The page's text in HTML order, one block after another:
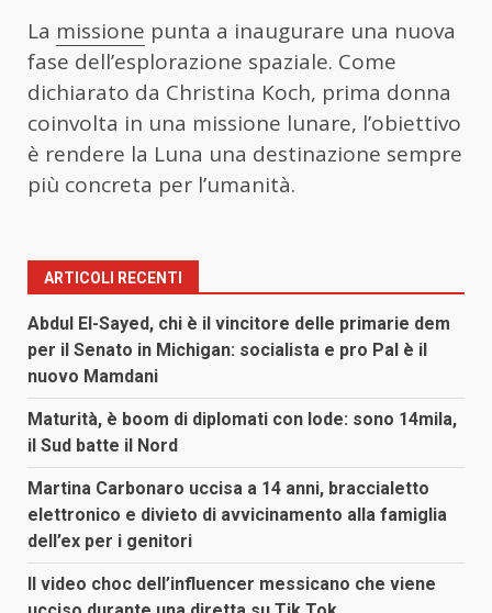
La missione punta a inaugurare una nuova
fase dell’esplorazione spaziale. Come
dichiarato da Christina Koch, prima donna
coinvolta in una missione lunare, l’obiettivo
è rendere la Luna una destinazione sempre
più concreta per l’umanità.
ARTICOLI RECENTI
Abdul El-Sayed, chi è il vincitore delle primarie dem
per il Senato in Michigan: socialista e pro Pal è il
nuovo Mamdani
Maturità, è boom di diplomati con lode: sono 14mila,
il Sud batte il Nord
Martina Carbonaro uccisa a 14 anni, braccialetto
elettronico e divieto di avvicinamento alla famiglia
dell’ex per i genitori
Il video choc dell’influencer messicano che viene